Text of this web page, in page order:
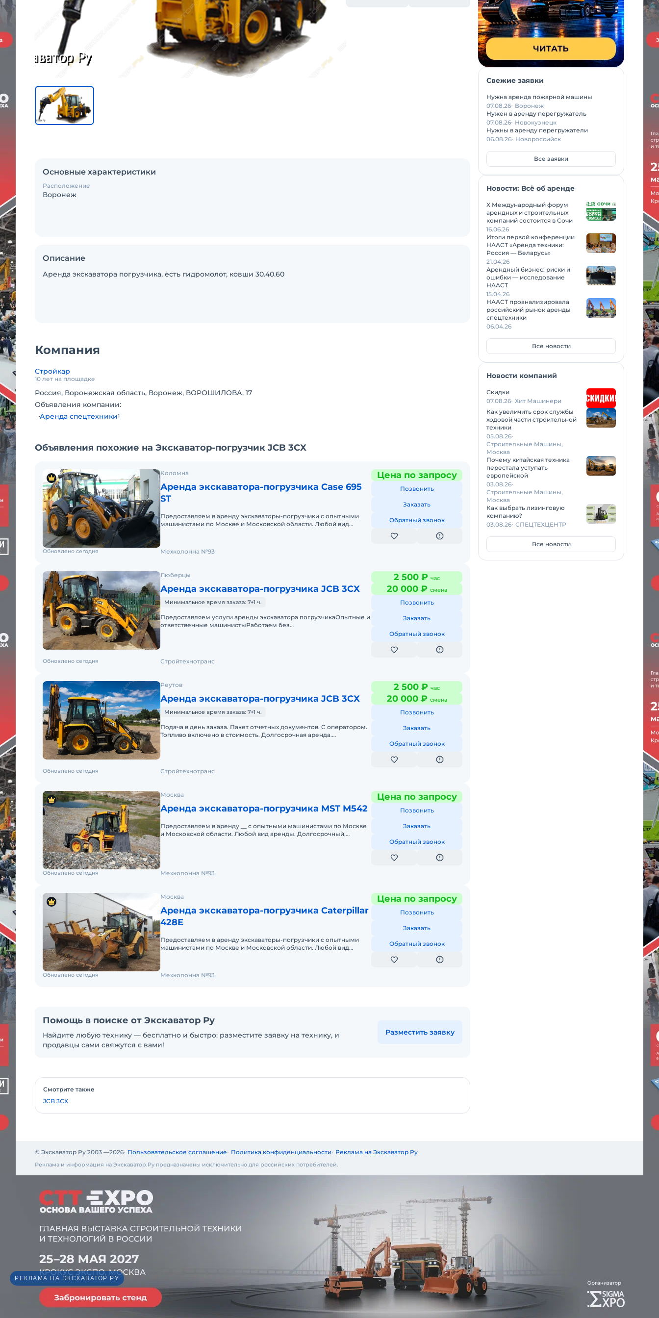
Основные характеристики
Расположение
Воронеж
Описание
Аренда экскаватора погрузчика, есть гидромолот, ковши 30.40.60
Компания
Стройкар
10 лет на площадке
Россия, Воронежская область, Воронеж, ВОРОШИЛОВА, 17
Объявления компании:
Аренда спецтехники1
Объявления похожие на Экскаватор-погрузчик JCB 3CX
Коломна
Аренда экскаватора-погрузчика Case 695
ST
Предоставляем в аренду экскаваторы-погрузчики с опытными
машинистами по Москве и Московской области. Любой вид
Цена по запросу
Позвонить
Заказать
Обратный звонок
Обновлено сегодня Мехколонна №93
Люберцы
Аренда экскаватора-погрузчика JCB 3CX
Минимальное время заказа: 7+1 ч.
Предоставляем услуги аренды экскаватора погрузчикаОпытные и
ответственные машинистыРаботаем без
2 500 ₽ час
20 000 ₽ смена
Позвонить
Заказать
Обратный звонок
Обновлено сегодня Стройтехнотранс
Реутов
Аренда экскаватора-погрузчика JCB 3CX
Минимальное время заказа: 7+1 ч.
Подача в день заказа. Пакет отчетных документов. С оператором.
Топливо включено в стоимость. Долгосрочная аренда.
2 500 ₽ час
20 000 ₽ смена
Позвонить
Заказать
Обратный звонок
Обновлено сегодня Стройтехнотранс
Москва
Аренда экскаватора-погрузчика MST M542
Предоставляем в аренду __ с опытными машинистами по Москве
и Московской области. Любой вид аренды. Долгосрочный,
Цена по запросу
Позвонить
Заказать
Обратный звонок
Обновлено сегодня Мехколонна №93
Москва
Аренда экскаватора-погрузчика Caterpillar
428E
Предоставляем в аренду экскаваторы-погрузчики с опытными
машинистами по Москве и Московской области. Любой вид
Цена по запросу
Позвонить
Заказать
Обратный звонок
Обновлено сегодня Мехколонна №93
Помощь в поиске от Экскаватор Ру
Найдите любую технику — бесплатно и быстро: разместите заявку на технику, и
продавцы сами свяжутся с вами!
Разместить заявку
Смотрите также
JCB 3CX
Свежие заявки
Нужна аренда пожарной машины
07.08.26 Воронеж
Нужен в аренду перегружатель
07.08.26 Новокузнецк
Нужны в аренду перегружатели
06.08.26 Новороссийск
Все заявки
Новости: Всё об аренде
X Международный форум
арендных и строительных
компаний состоится в Сочи
16.06.26
Итоги первой конференции
НААСТ «Аренда техники:
Россия — Беларусь»
21.04.26
Арендный бизнес: риски и
ошибки — исследование
НААСТ
15.04.26
НААСТ проанализировала
российский рынок аренды
спецтехники
06.04.26
Все новости
Новости компаний
Скидки
07.08.26 Хит Машинери
Как увеличить срок службы
ходовой части строительной
техники
05.08.26
Строительные Машины,
Москва
Почему китайская техника
перестала уступать
европейской
03.08.26
Строительные Машины,
Москва
Как выбрать лизинговую
компанию?
03.08.26 СПЕЦТЕХЦЕНТР
Все новости
© Экскаватор Ру 2003 —2026 Пользовательское соглашение Политика конфиденциальности Реклама на Экскаватор Ру
Реклама и информация на Экскаватор.Ру предназначены исключительно для российских потребителей.